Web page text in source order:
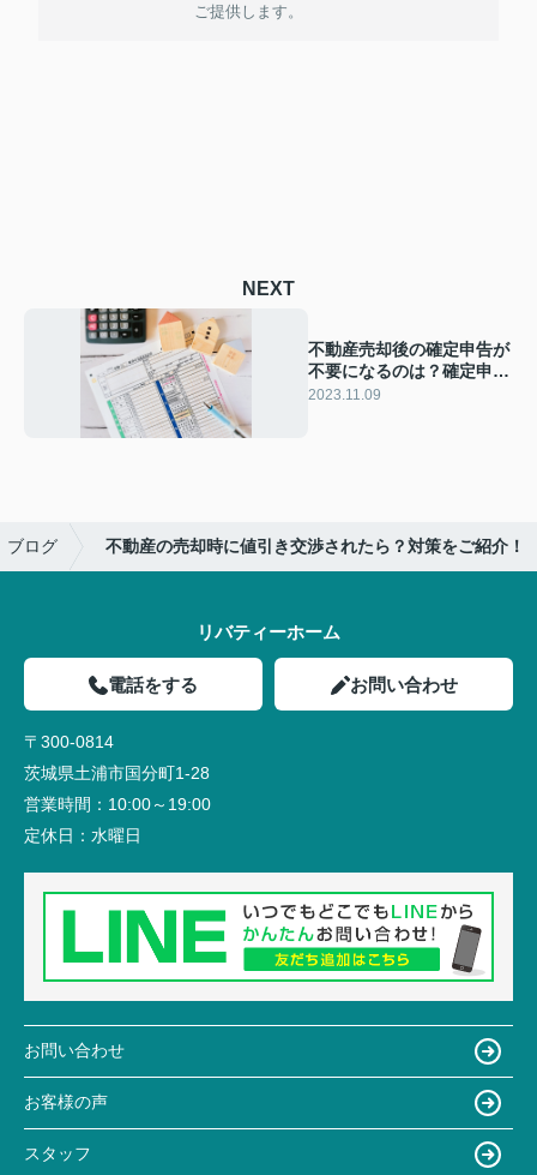
ご提供します。
NEXT
不動産売却後の確定申告が
不要になるのは？確定申告
に関わる特例も解説
2023.11.09
ブログ 不動産の売却時に値引き交渉されたら？対策をご紹介！
リバティーホーム
電話をする お問い合わせ
〒300-0814
茨城県土浦市国分町1-28
営業時間： 10:00～19:00
定休日： 水曜日
お問い合わせ
お客様の声
スタッフ